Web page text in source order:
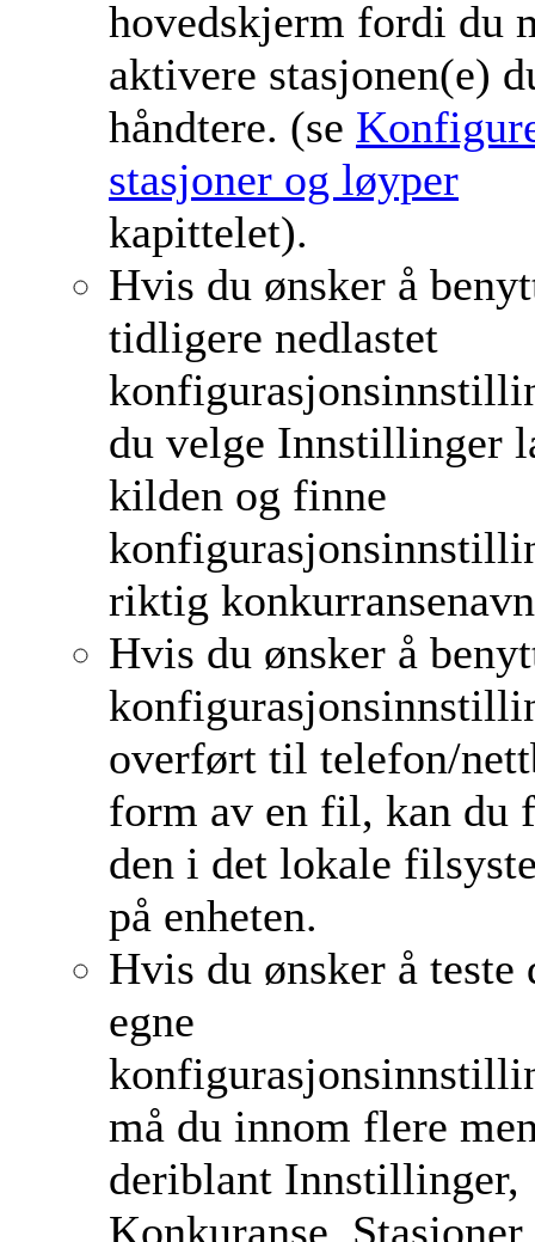
hovedskjerm fordi du
aktivere stasjonen(e)
håndtere. (se
stasjoner og løyper
kapittelet).
Hvis du ønsker å
tidligere nedlastet
du velge Innstillinger
kilden og finne
riktig
Hvis du ønsker å
overført til telefon/
form av en fil, kan du
den i det lokale
på enheten.
Hvis du ønsker å teste
egne
må du innom flere
deriblant Innstillinger,
Konkuranse,